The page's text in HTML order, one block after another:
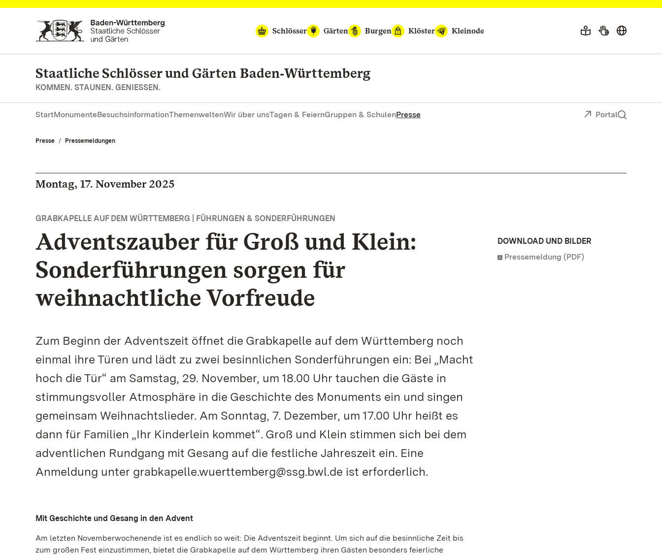
Zum Hauptinhalt springen
Schlösser
Gärten Burgen Klöster Kleinode
Staatliche Schlösser und Gärten Baden‑Württemberg
KOMMEN. STAUNEN. GENIESSEN.
StartMonumenteBesuchsinformationThemenweltenWir über unsTagen & FeiernGruppen & SchulenPresse Portal
Presse Pressemeldungen
Montag, 17. November 2025
GRABKAPELLE AUF DEM WÜRTTEMBERG | FÜHRUNGEN & SONDERFÜHRUNGEN
Adventszauber für Groß und Klein:
Sonderführungen sorgen für
weihnachtliche Vorfreude
Zum Beginn der Adventszeit öffnet die Grabkapelle auf dem Württemberg noch
einmal ihre Türen und lädt zu zwei besinnlichen Sonderführungen ein: Bei „Macht
hoch die Tür“ am Samstag, 29. November, um 18.00 Uhr tauchen die Gäste in
stimmungsvoller Atmosphäre in die Geschichte des Monuments ein und singen
gemeinsam Weihnachtslieder. Am Sonntag, 7. Dezember, um 17.00 Uhr heißt es
dann für Familien „Ihr Kinderlein kommet“. Groß und Klein stimmen sich bei dem
adventlichen Rundgang mit Gesang auf die festliche Jahreszeit ein. Eine
Anmeldung unter grabkapelle.wuerttemberg@ssg.bwl.de ist erforderlich.
Mit Geschichte und Gesang in den Advent
Am letzten Novemberwochenende ist es endlich so weit: Die Adventszeit beginnt. Um sich auf die besinnliche Zeit bis
zum großen Fest einzustimmen, bietet die Grabkapelle auf dem Württemberg ihren Gästen besonders feierliche
DOWNLOAD UND BILDER
Pressemeldung (PDF)